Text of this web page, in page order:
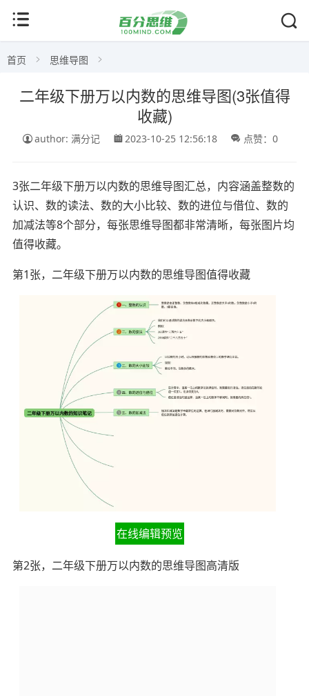
首页 思维导图
二年级下册万以内数的思维导图(3张值得
收藏)
author: 满分记 2023-10-25 12:56:18 点赞：0
3张二年级下册万以内数的思维导图汇总，内容涵盖整数的
认识、数的读法、数的大小比较、数的进位与借位、数的
加减法等8个部分，每张思维导图都非常清晰，每张图片均
值得收藏。
第1张，二年级下册万以内数的思维导图值得收藏
在线编辑预览
第2张，二年级下册万以内数的思维导图高清版